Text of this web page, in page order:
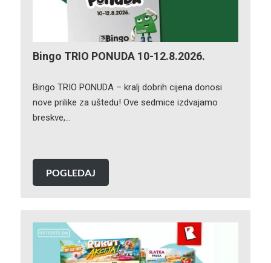
Bingo TRIO PONUDA 10-12.8.2026.
Bingo TRIO PONUDA – kralj dobrih cijena donosi
nove prilike za uštedu! Ove sedmice izdvajamo
breskve,…
POGLEDAJ